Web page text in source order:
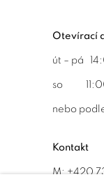
Otevírací
út – pá
so
nebo
Kontakt
M: +420